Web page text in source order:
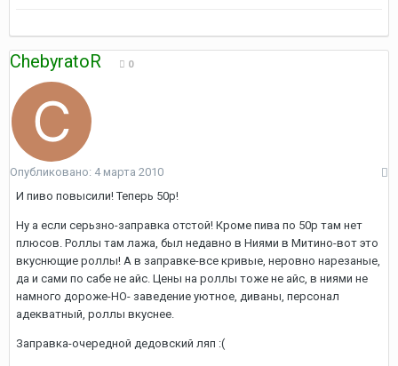
ChebyratoR 0
Опубликовано: 4 марта 2010
И пиво повысили! Теперь 50р!
Ну а если серьзно-заправка отстой! Кроме пива по 50р там нет
плюсов. Роллы там лажа, был недавно в Ниями в Митино-вот это
вкуснющие роллы! А в заправке-все кривые, неровно нарезаные,
да и сами по сабе не айс. Цены на роллы тоже не айс, в ниями не
намного дороже-НО- заведение уютное, диваны, персонал
адекватный, роллы вкуснее.
Заправка-очередной дедовский ляп :(